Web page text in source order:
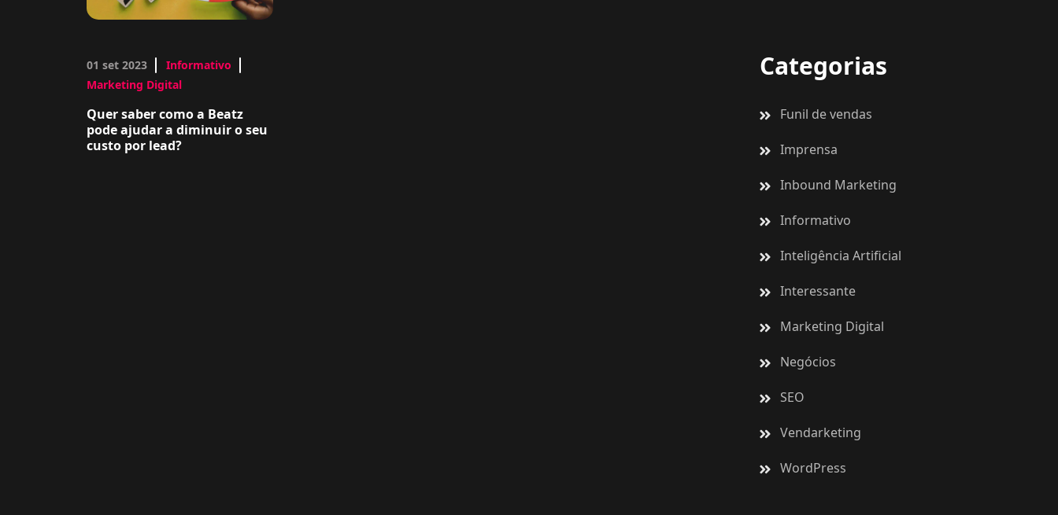
01 set 2023
Informativo
Marketing Digital
Quer saber como a Beatz
pode ajudar a diminuir o seu
custo por lead?
Categorias
Funil de vendas
Imprensa
Inbound Marketing
Informativo
Inteligência Artificial
Interessante
Marketing Digital
Negócios
SEO
Vendarketing
WordPress